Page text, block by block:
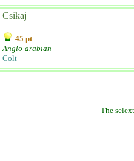
Csikaj
45 pt
Anglo-arabian
Colt
The